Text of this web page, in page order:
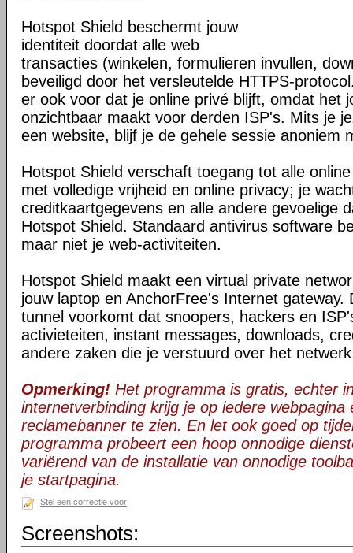
Hotspot Shield beschermt jouw
identiteit doordat alle web
transacties (winkelen, formulieren invullen,
beveiligd door het versleutelde HTTPS-
er ook voor dat je online privé blijft, omdat het
onzichtbaar maakt voor derden ISP's. Mits je
een website, blijf je de gehele sessie anoniem
Hotspot Shield verschaft toegang tot alle
met volledige vrijheid en online privacy; je
creditkaartgegevens en alle andere gevoelige
Hotspot Shield. Standaard antivirus software
maar niet je web-activiteiten.
Hotspot Shield maakt een virtual private
jouw laptop en AnchorFree's Internet gateway.
tunnel voorkomt dat snoopers, hackers en
activieteiten, instant messages, downloads,
andere zaken die je verstuurd over het
Opmerking! Het programma is gratis, echter
internetverbinding krijg je op iedere webpagina
reclamebanner te zien. En let ook goed op
programma probeert een hoop onnodige
variërend van de installatie van onnodige
je startpagina.
Stel een correctie voor
Screenshots: